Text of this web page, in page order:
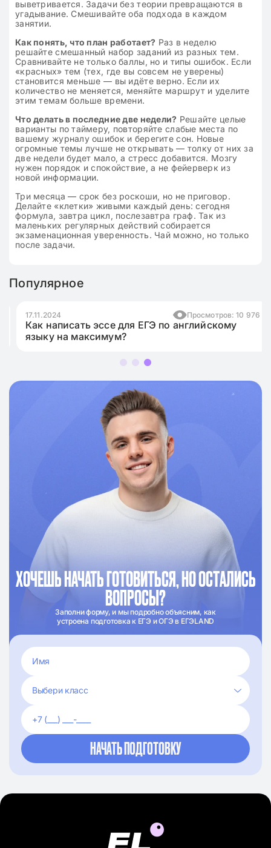
выветривается. Задачи без теории превращаются в
угадывание. Смешивайте оба подхода в каждом
занятии.
Как понять, что план работает? Раз в неделю
решайте смешанный набор заданий из разных тем.
Сравнивайте не только баллы, но и типы ошибок. Если
«красных» тем (тех, где вы совсем не уверены)
становится меньше — вы идёте верно. Если их
количество не меняется, меняйте маршрут и уделите
этим темам больше времени.
Что делать в последние две недели? Решайте целые
варианты по таймеру, повторяйте слабые места по
вашему журналу ошибок и берегите сон. Новые
огромные темы лучше не открывать — толку от них за
две недели будет мало, а стресс добавится. Мозгу
нужен порядок и спокойствие, а не фейерверк из
новой информации.
Три месяца — срок без роскоши, но не приговор.
Делайте «клетки» живыми каждый день: сегодня
формула, завтра цикл, послезавтра граф. Так из
маленьких регулярных действий собирается
экзаменационная уверенность. Чай можно, но только
после задачи.
ХОЧЕШЬ НАЧАТЬ ГОТОВИТЬСЯ, НО ОСТАЛИСЬ
ВОПРОСЫ?
Заполни форму, и мы подробно объясним, как
устроена подготовка к ЕГЭ и ОГЭ в ЕГЭLAND
Популярное
17.11.2024 Просмотров: 10 976
Как написать эссе для ЕГЭ по английскому
языку на максимум?